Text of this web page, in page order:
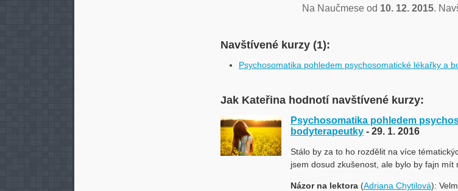
Na Naučmese od 10. 12. 2015.
Navštívené kurzy (1):
Psychosomatika pohledem psychosomatické lékařky a
Jak Kateřina hodnotí navštívené kurzy:
Psychosomatika pohledem
bodyterapeutky - 29. 1. 2016
Stálo by za to ho rozdělit na více
jsem dosud zkušenost, ale bylo by fajn mít
Názor na lektora (Adriana Chytilová):